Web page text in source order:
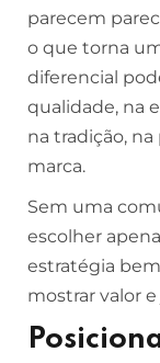
parecem
o que torna
diferencial
qualidade, na
na tradição,
marca.
Sem uma
escolher
estratégia
mostrar valor